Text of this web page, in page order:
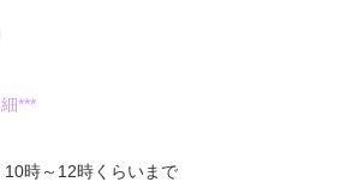
***
時～12時くらいまで